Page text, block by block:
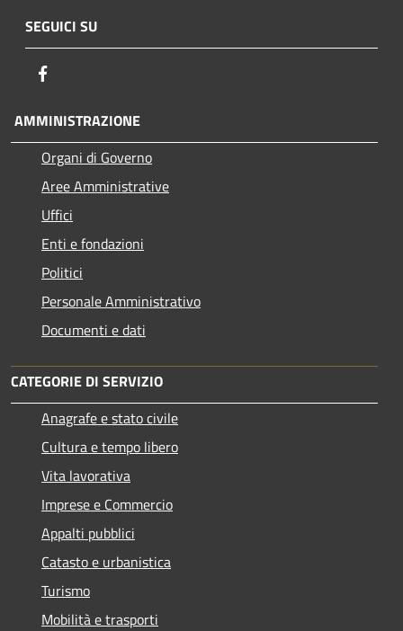
SEGUICI SU
AMMINISTRAZIONE
Organi di Governo
Aree Amministrative
Uffici
Enti e fondazioni
Politici
Personale Amministrativo
Documenti e dati
CATEGORIE DI SERVIZIO
Anagrafe e stato civile
Cultura e tempo libero
Vita lavorativa
Imprese e Commercio
Appalti pubblici
Catasto e urbanistica
Turismo
Mobilità e trasporti